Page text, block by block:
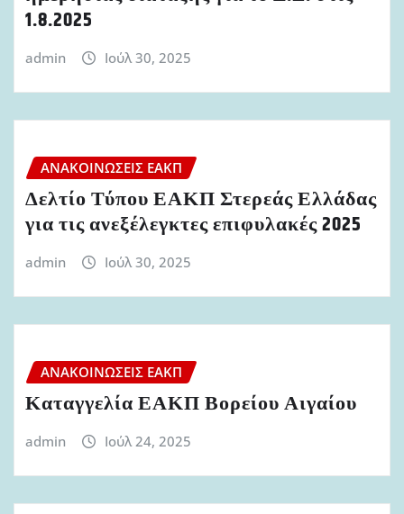
1.8.2025
admin Ιούλ 30, 2025
ΑΝΑΚΟΙΝΏΣΕΙΣ ΕΑΚΠ
Δελτίο Τύπου ΕΑΚΠ Στερεάς Ελλάδας
για τις ανεξέλεγκτες επιφυλακές 2025
admin Ιούλ 30, 2025
ΑΝΑΚΟΙΝΏΣΕΙΣ ΕΑΚΠ
Καταγγελία ΕΑΚΠ Βορείου Αιγαίου
admin Ιούλ 24, 2025